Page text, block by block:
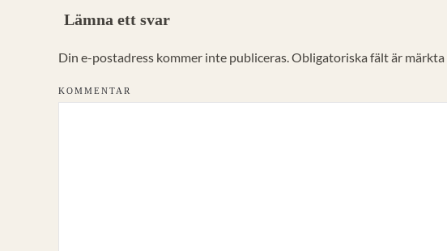
Lämna ett svar
Din e-postadress kommer inte publiceras. Obligatoriska fält är märkta
KOMMENTAR